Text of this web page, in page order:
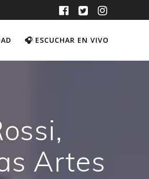
🎧 ESCUCHAR EN VIVO
Artes